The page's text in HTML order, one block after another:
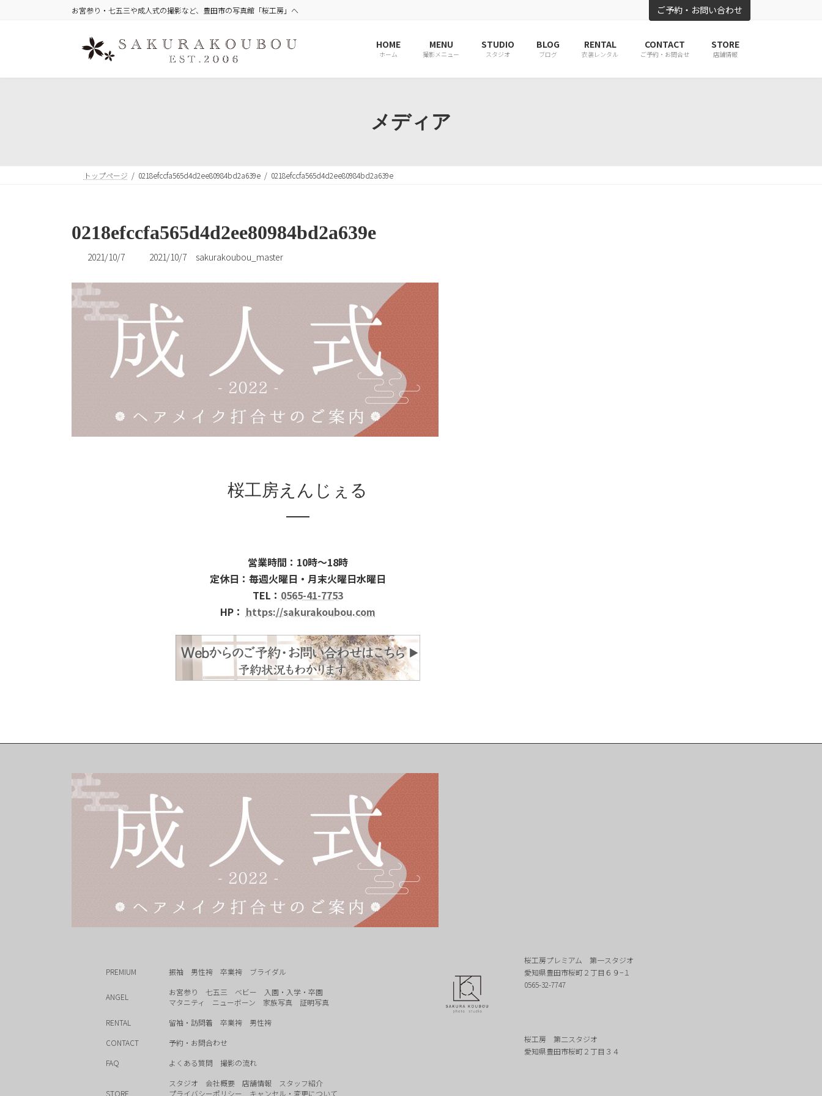
へ
ョ
お宮参り・七五三や成人式の撮影など、豊田市の写真館「桜工房」へ ご予約・お問い合わせ
HOME
ホーム
MENU
撮影メニュー
STUDIO
スタジオ
BLOG
ブログ
RENTAL
衣装レンタル
CONTACT
ご予約・お問合せ
STORE
店舗情報
メディア
トップページ 0218efccfa565d4d2ee80984bd2a639e 0218efccfa565d4d2ee80984bd2a639e
0218efccfa565d4d2ee80984bd2a639e
2021/10/7
最
更
日
時
:
2021/10/7 sakurakoubou_master
桜工房えんじぇる
営業時間：10時～18時
定休日：毎週火曜日・月末火曜日水曜日
TEL： 0565-41-7753
HP： https://sakurakoubou.com
PREMIUM 振袖 男性袴 卒業袴 ブライダル
ANGEL お宮参り 七五三 ベビー
入園・入学・卒園
マタニティ
ニューボーン 家族写真
証明写真
RENTAL
留袖・訪問着 卒業袴
男性袴
CONTACT
予約・お問合わせ
FAQ
よくある質問 撮影の流れ
STORE
スタジオ 会社概要 店舗情報
スタッフ紹介
プライバシーポリシー
キャンセル・変更について
桜工房プレミアム 第一スタジオ
愛知県豊田市桜町２丁目６９−１
0565-32-7747
桜工房 第二スタジオ
愛知県豊田市桜町２丁目３４